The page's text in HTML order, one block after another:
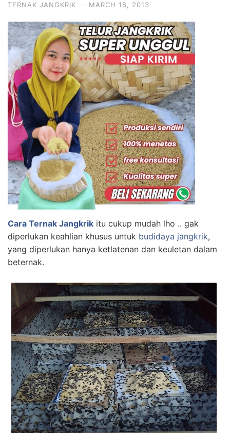
TERNAK JANGKRIK · MARCH 18, 2013
Cara Ternak Jangkrik itu cukup mudah lho .. gak
diperlukan keahlian khusus untuk budidaya jangkrik,
yang diperlukan hanya ketlatenan dan keuletan dalam
beternak.